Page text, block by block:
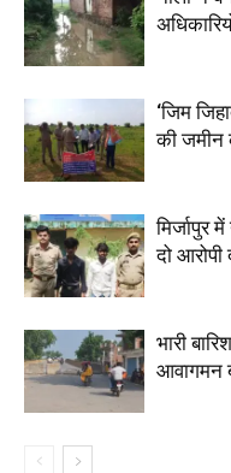
‘जिम
की जमीन
मिर्जापुर
दो आरोपी
भारी
आवागमन